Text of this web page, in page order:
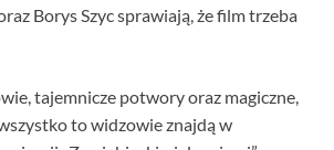
Borys Szyc sprawiają, że film trzeba
tajemnicze potwory oraz magiczne,
to widzowie znajdą w